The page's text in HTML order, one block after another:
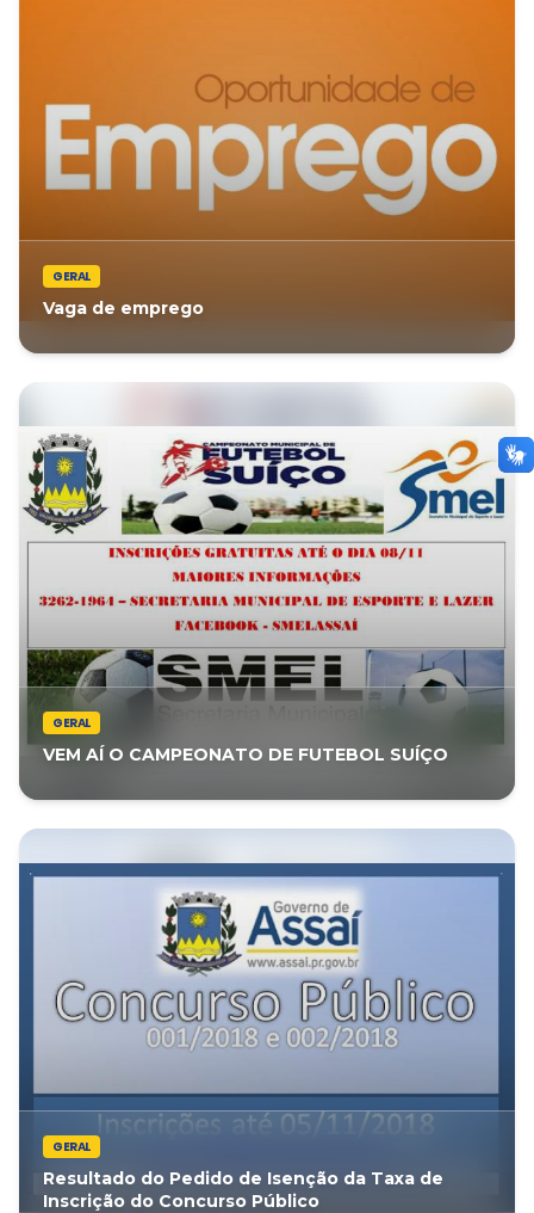
GERAL
Vaga de emprego
GERAL
VEM AÍ O CAMPEONATO DE FUTEBOL SUÍÇO
GERAL
Resultado do Pedido de Isenção da Taxa de
Inscrição do Concurso Público